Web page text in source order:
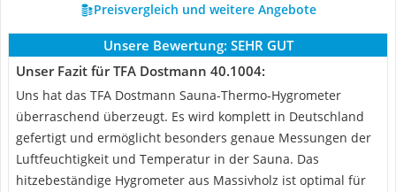
Preisvergleich und weitere Angebote
Unsere Bewertung: SEHR GUT
Unser Fazit für TFA Dostmann 40.1004:
Uns hat das TFA Dostmann Sauna-Thermo-Hygrometer
überraschend überzeugt. Es wird komplett in Deutschland
gefertigt und ermöglicht besonders genaue Messungen der
Luftfeuchtigkeit und Temperatur in der Sauna. Das
hitzebeständige Hygrometer aus Massivholz ist optimal für